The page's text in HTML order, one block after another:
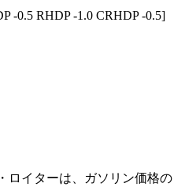
-0.5 RHDP -1.0 CRHDP -0.5]
・ロイターは、ガソリン価格の